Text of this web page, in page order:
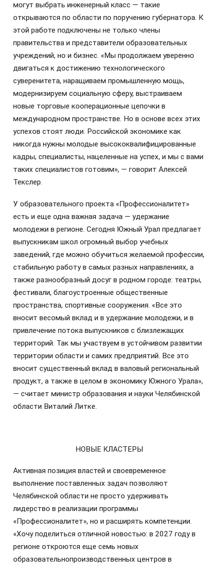
могут выбрать инженерный класс — такие
открываются по области по поручению губернатора. К
этой работе подключены не только члены
правительства и представители образовательных
учреждений, но и бизнес. «Мы продолжаем уверенно
двигаться к достижению технологического
суверенитета, наращиваем промышленную мощь,
модернизируем социальную сферу, выстраиваем
новые торговые кооперационные цепочки в
международном пространстве. Но в основе всех этих
успехов стоят люди. Российской экономике как
никогда нужны молодые высококвалифицированные
кадры, специалисты, нацеленные на успех, и мы с вами
таких специалистов готовим», — говорит Алексей
Текслер.
У образовательного проекта «Профессионалитет»
есть и еще одна важная задача — удержание
молодежи в регионе. Сегодня Южный Урал предлагает
выпускникам школ огромный выбор учебных
заведений, где можно обучиться желаемой профессии,
стабильную работу в самых разных направлениях, а
также разнообразный досуг в родном городе: театры,
фестивали, благоустроенные общественные
пространства, спортивные сооружения. «Все это
вносит весомый вклад и в удержание молодежи, и в
привлечение потока выпускников с близлежащих
территорий. Так мы участвуем в устойчивом развитии
территории области и самих предприятий. Все это
вносит существенный вклад в валовый региональный
продукт, а также в целом в экономику Южного Урала»,
— считает министр образования и науки Челябинской
области Виталий Литке.
НОВЫЕ КЛАСТЕРЫ
Активная позиция властей и своевременное
выполнение поставленных задач позволяют
Челябинской области не просто удерживать
лидерство в реализации программы
«Профессионалитет», но и расширять компетенции.
«Хочу поделиться отличной новостью: в 2027 году в
регионе откроются еще семь новых
образовательнопроизводственных центров в